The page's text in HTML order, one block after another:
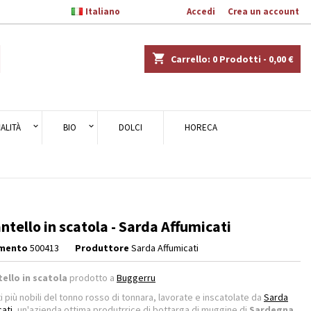
Accedi Crea un account
Italiano
shopping_cart Carrello: 0 Prodotti - 0,00 €
BIO DOLCI HORECA
in scatola - Sarda Affumicati
500413 Produttore Sarda Affumicati
in scatola prodotto a Buggerru
più nobili del tonno rosso di tonnara, lavorate e inscatolate da Sarda